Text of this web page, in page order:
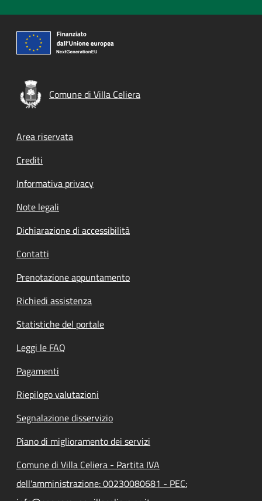
Comune di Villa Celiera
Footer menu
Area riservata
Crediti
Informativa privacy
Note legali
Dichiarazione di accessibilità
Contatti
Prenotazione appuntamento
Richiedi assistenza
Statistiche del portale
Leggi le FAQ
Pagamenti
Riepilogo valutazioni
Segnalazione disservizio
Piano di miglioramento dei servizi
Comune di Villa Celiera - Partita IVA
dell'amministrazione: 00230080681 - PEC: